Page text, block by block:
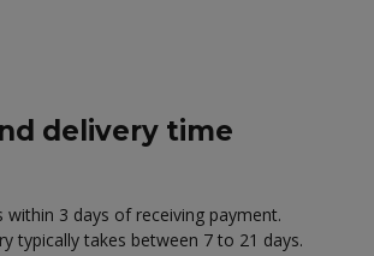
delivery time
within 3 days of receiving payment.
typically takes between 7 to 21 days.